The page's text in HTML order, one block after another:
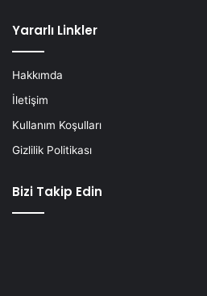
Yararlı Linkler
Hakkımda
İletişim
Kullanım Koşulları
Gizlilik Politikası
Bizi Takip Edin